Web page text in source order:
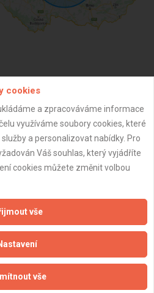
ARES dne 29.12.2023 03:15:10
a řemeslníci
osobních údajů
souborů cookie
cookies
a zpracováváme informace
využíváme soubory cookies, které
a personalizovat nabídky. Pro
Váš souhlas, který vyjádříte
cookies můžete změnit volbou
vše
vše